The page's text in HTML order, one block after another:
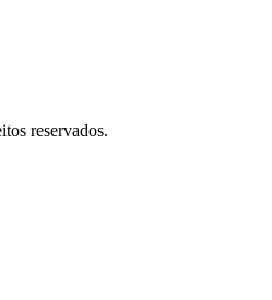
reservados.